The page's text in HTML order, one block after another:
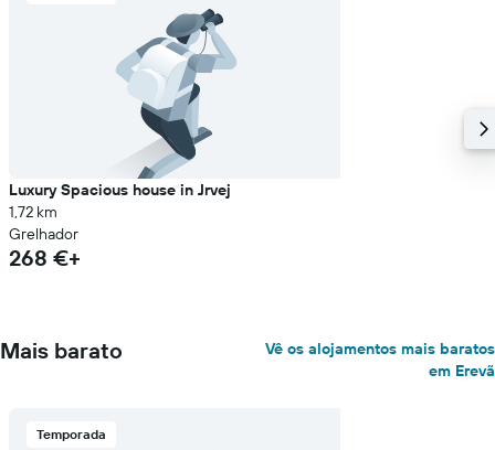
Luxury Spacious house in Jrvej
1,72 km
Grelhador
268 €+
Mais barato
Vê os alojamentos mais baratos
em Erevã
Temporada